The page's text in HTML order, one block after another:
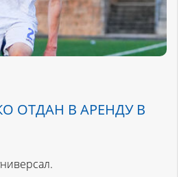
ОТДАН В АРЕНДУ В